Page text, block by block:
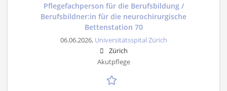
Pflegefachperson für die Berufsbildung /
Berufsbildner:in für die neurochirurgische
Bettenstation 70
06.06.2026, Universitätsspital Zürich
Zürich
Akutpflege